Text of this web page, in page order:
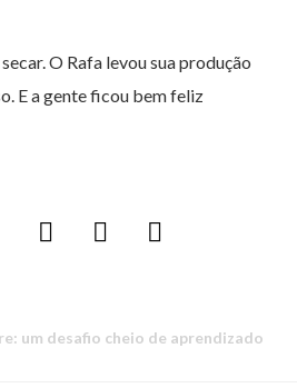
O Rafa levou sua produção
E a gente ficou bem feliz
um desafio cheio de aprendizado